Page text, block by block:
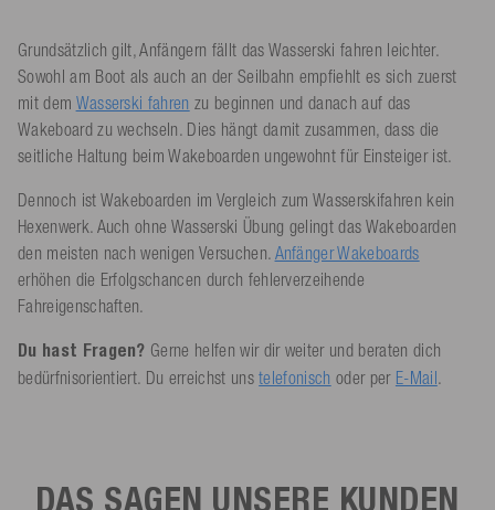
Grundsätzlich gilt, Anfängern fällt das Wasserski fahren leichter.
Sowohl am Boot als auch an der Seilbahn empfiehlt es sich zuerst
mit dem Wasserski fahren zu beginnen und danach auf das
Wakeboard zu wechseln. Dies hängt damit zusammen, dass die
seitliche Haltung beim Wakeboarden ungewohnt für Einsteiger ist.
Dennoch ist Wakeboarden im Vergleich zum Wasserskifahren kein
Hexenwerk. Auch ohne Wasserski Übung gelingt das Wakeboarden
den meisten nach wenigen Versuchen. Anfänger Wakeboards
erhöhen die Erfolgschancen durch fehlerverzeihende
Fahreigenschaften.
Du hast Fragen? Gerne helfen wir dir weiter und beraten dich
bedürfnisorientiert. Du erreichst unstelefonisch oder per E-Mail.
DAS SAGEN UNSERE KUNDEN